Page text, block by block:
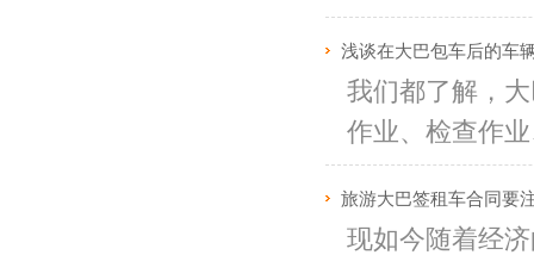
浅谈在大巴包车后的车
我们都了解，
作业、检查作
旅游大巴签租车合同要
现如今随着经